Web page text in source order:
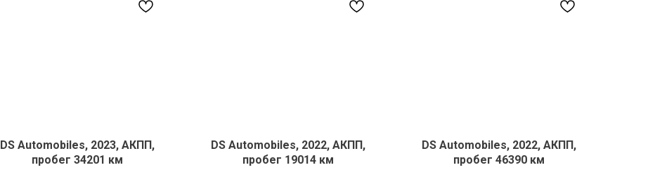
DS Automobiles, 2023, АКПП,
пробег 34201 км
DS Automobiles, 2022, АКПП,
пробег 19014 км
DS Automobiles, 2022, АКПП,
пробег 46390 км